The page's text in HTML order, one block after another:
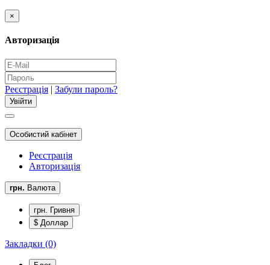
×
Авторизація
Реєстрація | Забули пароль?
Особистий кабінет
Реєстрація
Авторизація
грн. Валюта
грн. Гривня
$ Доллар
Закладки (0)